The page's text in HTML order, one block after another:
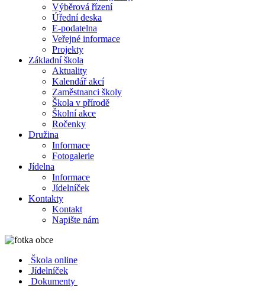
Výběrová řízení
Úřední deska
E-podatelna
Veřejné informace
Projekty
Základní škola
Aktuality
Kalendář akcí
Zaměstnanci školy
Škola v přírodě
Školní akce
Ročenky
Družina
Informace
Fotogalerie
Jídelna
Informace
Jídelníček
Kontakty
Kontakt
Napište nám
Škola online
Jídelníček
Dokumenty